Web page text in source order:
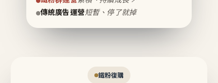
傳統廣告運營短暫、停了就掉
鐵粉復購